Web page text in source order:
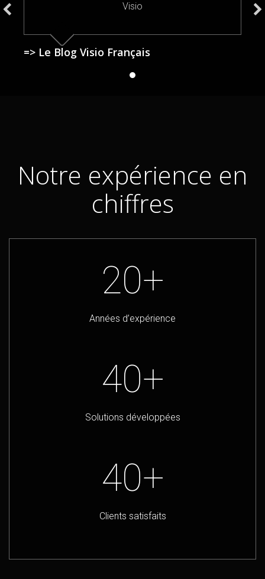
Visio
=> Le Blog Visio Français
Notre expérience en
chiffres
20+
Années d’expérience
40+
Solutions développées
40+
Clients satisfaits